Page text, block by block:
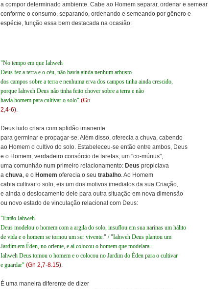
a compor determinado ambiente. Cabe ao Homem separar, ordenar e semear
conforme o consumo, separando, ordenando e semeando por gênero e
espécie, função essa bem destacada na ocasião:
"No tempo em que Iahweh
Deus fez a terra e o céu, não havia ainda nenhum arbusto
dos campos sobre a terra e nenhuma erva dos campos tinha ainda crescido,
porque Iahweh Deus não tinha feito chover sobre a terra e não
havia homem para cultivar o solo" (Gn
2,4-6).
Deus tudo criara com aptidão imanente
para germinar e propagar-se. Além disso, oferecia a chuva, cabendo
ao Homem o cultivo do solo. Estabeleceu-se então entre ambos, Deus
e o Homem, verdadeiro consórcio de tarefas, um "co-múnus",
uma comunhão num primeiro relacionamento: Deus propiciava
achuva, e o Homem oferecia o seutrabalho. Ao Homem
cabia cultivar o solo, eis um dos motivos imediatos da sua Criação,
e ainda o deslocamento dele para outra situação em nova dimensão
ou novo estado de vinculação relacional com Deus:
"Então Iahweh
Deus modelou o homem com a argila do solo, insuflou em sua narinas um hálito
de vida e o homem se tornou um ser vivente." / "Iahweh Deus plantou um
Jardim em Éden, no oriente, e aí colocou o homem que modelara...
Iahweh Deus tomou o homem e o colocou no Jardim do Éden para o cultivar
e guardar" (Gn 2,7-8.15).
É uma maneira diferente de dizer